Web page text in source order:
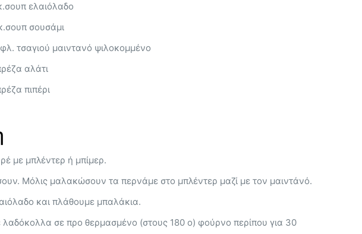
ελαιόλαδο
σουσάμι
τσαγιού μαιντανό ψιλοκομμένο
αλάτι
πιπέρι
με μπλέντερ ή μπίμερ.
Μόλις μαλακώσουν τα περνάμε στο μπλέντερ μαζί με τον μαιντάνό.
και πλάθουμε μπαλάκια.
σε προ θερμασμένο (στους 180 ο) φούρνο περίπου για 30